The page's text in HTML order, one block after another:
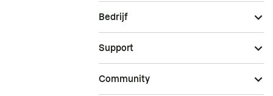
Bedrijf
Support
Community